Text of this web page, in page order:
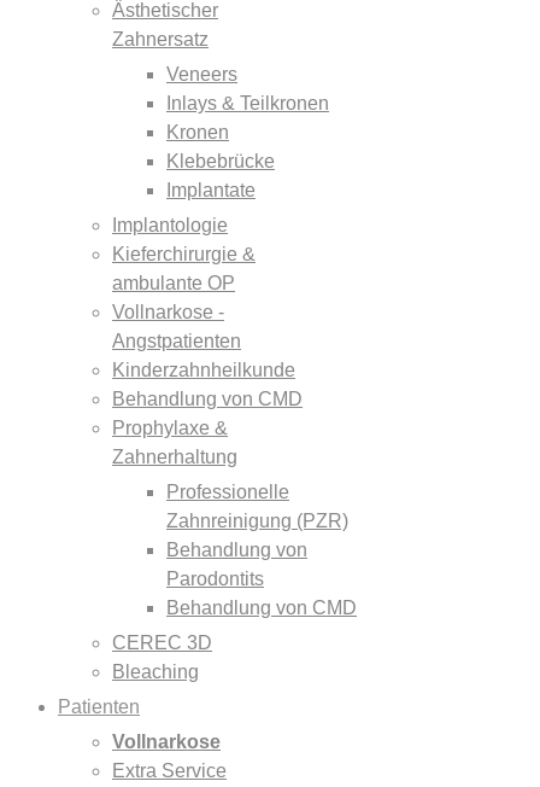
Ästhetischer
Zahnersatz
Veneers
Inlays & Teilkronen
Kronen
Klebebrücke
Implantate
Implantologie
Kieferchirurgie &
ambulante OP
Vollnarkose -
Angstpatienten
Kinderzahnheilkunde
Behandlung von CMD
Prophylaxe &
Zahnerhaltung
Professionelle
Zahnreinigung (PZR)
Behandlung von
Parodontits
Behandlung von CMD
CEREC 3D
Bleaching
Patienten
Vollnarkose
Extra Service